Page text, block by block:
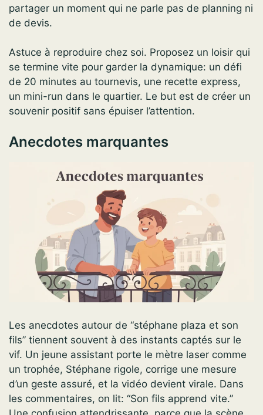
partager un moment qui ne parle pas de planning ni
de devis.
Astuce à reproduire chez soi. Proposez un loisir qui
se termine vite pour garder la dynamique: un défi
de 20 minutes au tournevis, une recette express,
un mini-run dans le quartier. Le but est de créer un
souvenir positif sans épuiser l’attention.
Anecdotes marquantes
Les anecdotes autour de “stéphane plaza et son
fils” tiennent souvent à des instants captés sur le
vif. Un jeune assistant porte le mètre laser comme
un trophée, Stéphane rigole, corrige une mesure
d’un geste assuré, et la vidéo devient virale. Dans
les commentaires, on lit: “Son fils apprend vite.”